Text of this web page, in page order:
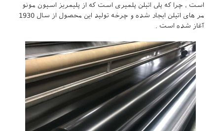
است ، چرا که پلی اتیلن پلمیری است که از پلیمریز اسیون مونو
مر های اتیلن ایجاد شده و چرخه تولید این محصول از سال 1930
آغاز شده است .